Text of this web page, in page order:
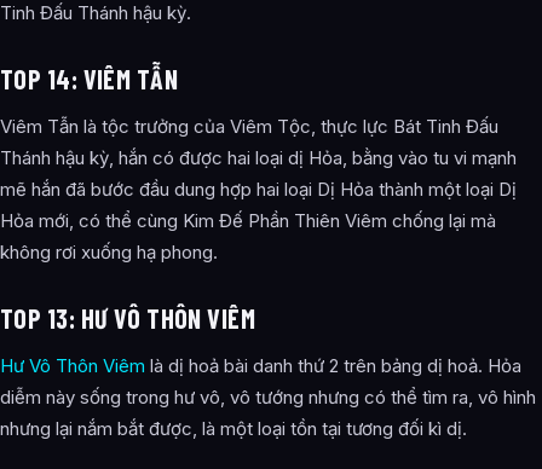
Tinh Đấu Thánh hậu kỳ.
TOP 14: VIÊM TẪN
Viêm Tẫn là tộc trưởng của Viêm Tộc, thực lực Bát Tinh Đấu
Thánh hậu kỳ, hắn có được hai loại dị Hỏa, bằng vào tu vi mạnh
mẽ hắn đã bước đầu dung hợp hai loại Dị Hỏa thành một loại Dị
Hỏa mới, có thể cùng Kim Đế Phần Thiên Viêm chống lại mà
không rơi xuống hạ phong.
TOP 13: HƯ VÔ THÔN VIÊM
Hư Vô Thôn Viêm là dị hoả bài danh thứ 2 trên bảng dị hoả. Hỏa
diễm này sống trong hư vô, vô tướng nhưng có thể tìm ra, vô hình
nhưng lại nắm bắt được, là một loại tồn tại tương đối kì dị.